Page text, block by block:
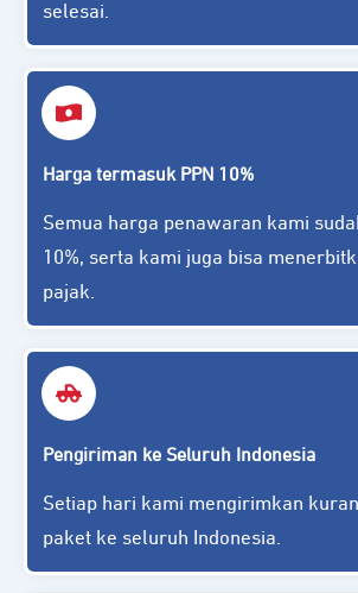
selesai.
Harga termasuk PPN 10%
Semua harga penawaran kami
10%, serta kami juga bisa
pajak.
Pengiriman ke Seluruh Indonesia
Setiap hari kami mengirimkan
paket ke seluruh Indonesia.